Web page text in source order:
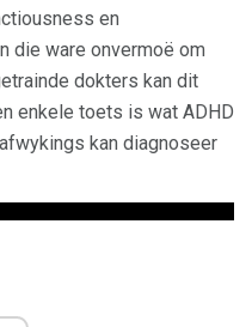
en
die ware onvermoë om
dokters kan dit
enkele toets is wat ADHD
kan diagnoseer